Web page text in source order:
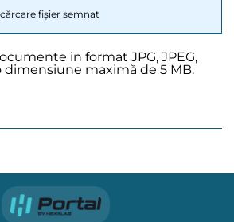
fișier semnat
in format JPG, JPEG,
dimensiune maximă de 5 MB.